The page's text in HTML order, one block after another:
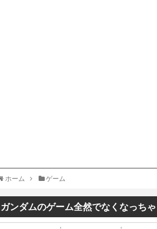
ホーム ゲーム
ガンダムのゲーム全然でなくなっち